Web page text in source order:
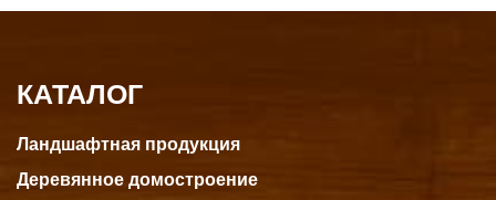
КАТАЛОГ
Ландшафтная продукция
Деревянное домостроение